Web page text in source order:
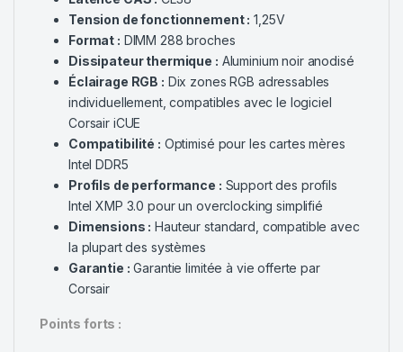
Tension de fonctionnement : 1,25V
Format : DIMM 288 broches
Dissipateur thermique : Aluminium noir anodisé
Éclairage RGB : Dix zones RGB adressables
individuellement, compatibles avec le logiciel
Corsair iCUE
Compatibilité : Optimisé pour les cartes mères
Intel DDR5
Profils de performance : Support des profils
Intel XMP 3.0 pour un overclocking simplifié
Dimensions : Hauteur standard, compatible avec
la plupart des systèmes
Garantie : Garantie limitée à vie offerte par
Corsair
Points forts :